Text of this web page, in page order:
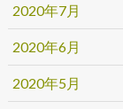
2020年7月
2020年6月
2020年5月